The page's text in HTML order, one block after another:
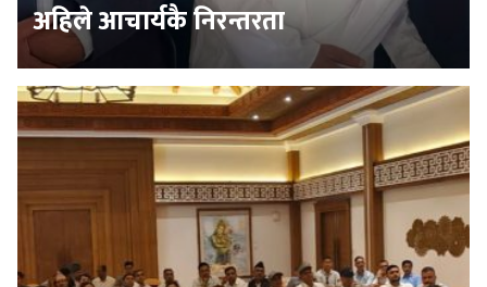
अहिले आचार्यकै निरन्तरता